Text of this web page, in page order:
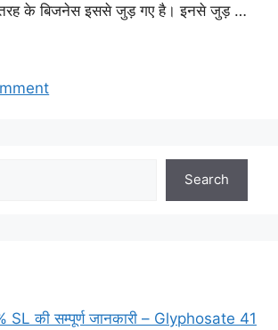
के बिजनेस इससे जुड़ गए है। इनसे जुड़ …
Search
की सम्पूर्ण जानकारी – Glyphosate 41